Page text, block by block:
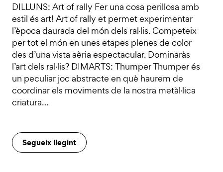
DILLUNS: Art of rally Fer una cosa perillosa amb
estil és art! Art of rally et permet experimentar
l’època daurada del món dels ral·lis. Competeix
per tot el món en unes etapes plenes de color
des d’una vista aèria espectacular. Dominaràs
l’art dels ral·lis? DIMARTS: Thumper Thumper és
un peculiar joc abstracte en què haurem de
coordinar els moviments de la nostra metàl·lica
criatura…
Segueix llegint